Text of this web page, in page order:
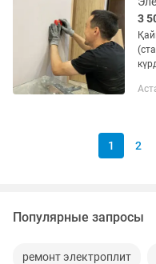
3
1 2
Популярные запросы
ремонт электроплит